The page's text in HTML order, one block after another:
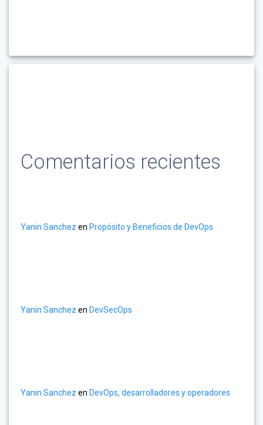
Comentarios recientes
Yanin Sanchez en Propósito y Beneficios de DevOps
Yanin Sanchez en DevSecOps
Yanin Sanchez en DevOps, desarrolladores y operadores